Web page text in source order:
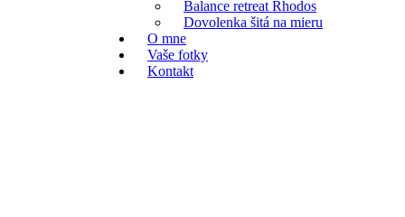
Balance retreat Rhodos
Dovolenka šitá na mieru
O mne
Vaše fotky
Kontakt